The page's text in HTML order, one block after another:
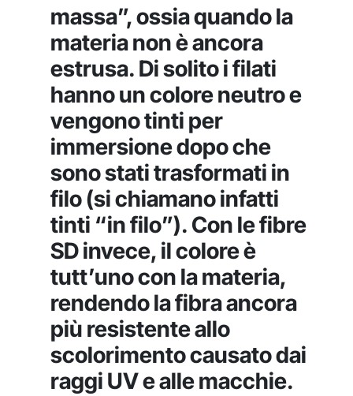
massa”, ossia quando la
materia non è ancora
estrusa. Di solito i filati
hanno un colore neutro e
vengono tinti per
immersione dopo che
sono stati trasformati in
filo (si chiamano infatti
tinti “in filo”). Con le fibre
SD invece, il colore è
tutt’uno con la materia,
rendendo la fibra ancora
più resistente allo
scolorimento causato dai
raggi UV e alle macchie.